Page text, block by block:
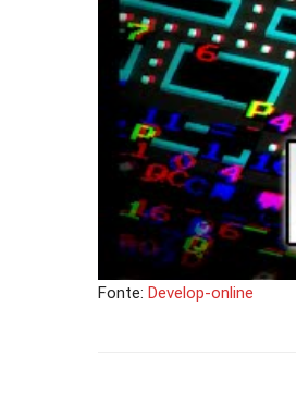
Fonte: Develop-online